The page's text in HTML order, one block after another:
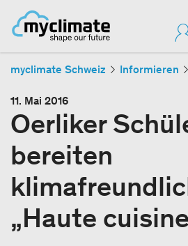
myclimate Schweiz Informieren
11. Mai 2016
Oerliker
bereiten
„Haute